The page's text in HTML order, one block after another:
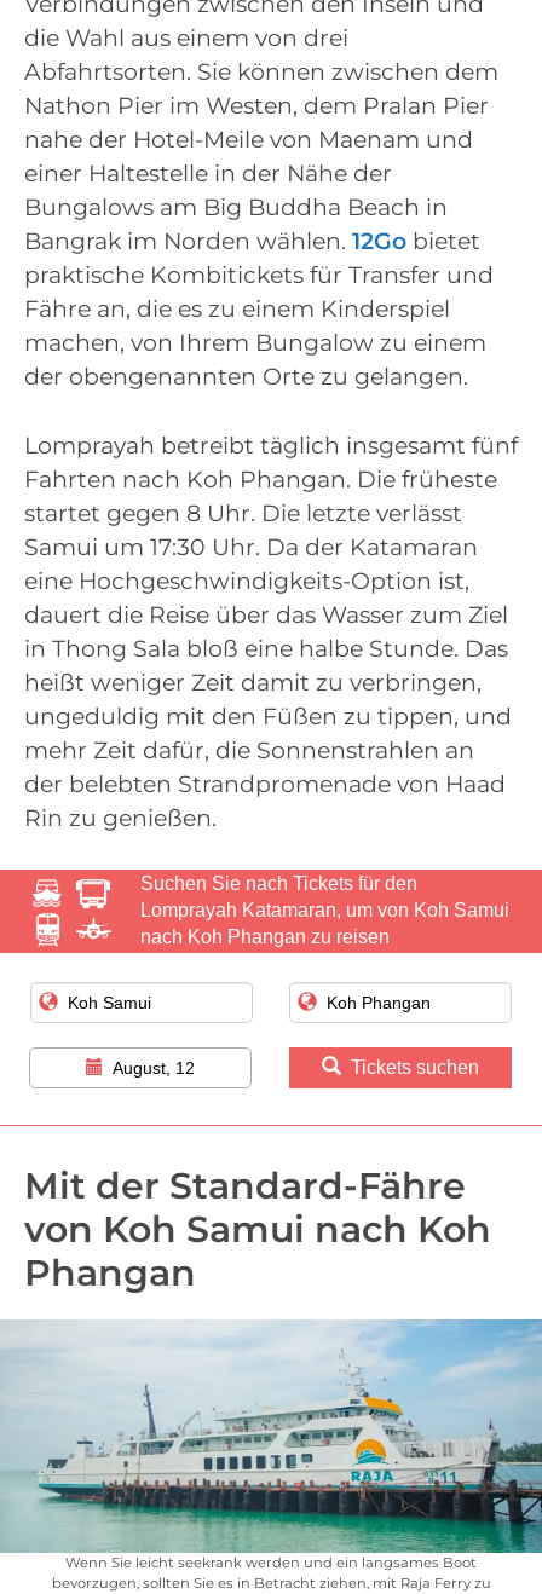
die Wahl aus einem von drei
Abfahrtsorten. Sie können zwischen dem
Nathon Pier im Westen, dem Pralan Pier
nahe der Hotel-Meile von Maenam und
einer Haltestelle in der Nähe der
Bungalows am Big Buddha Beach in
Bangrak im Norden wählen. 12Go bietet
praktische Kombitickets für Transfer und
Fähre an, die es zu einem Kinderspiel
machen, von Ihrem Bungalow zu einem
der obengenannten Orte zu gelangen.
Lomprayah betreibt täglich insgesamt fünf
Fahrten nach Koh Phangan. Die früheste
startet gegen 8 Uhr. Die letzte verlässt
Samui um 17:30 Uhr. Da der Katamaran
eine Hochgeschwindigkeits-Option ist,
dauert die Reise über das Wasser zum Ziel
in Thong Sala bloß eine halbe Stunde. Das
heißt weniger Zeit damit zu verbringen,
ungeduldig mit den Füßen zu tippen, und
mehr Zeit dafür, die Sonnenstrahlen an
der belebten Strandpromenade von Haad
Rin zu genießen.
Suchen Sie nach Tickets für den
Lomprayah Katamaran, um von Koh Samui
nach Koh Phangan zu reisen
August, 12 Tickets suchen
Mit der Standard-Fähre
von Koh Samui nach Koh
Phangan
Wenn Sie leicht seekrank werden und ein langsames Boot
bevorzugen, sollten Sie es in Betracht ziehen, mit Raja Ferry zu